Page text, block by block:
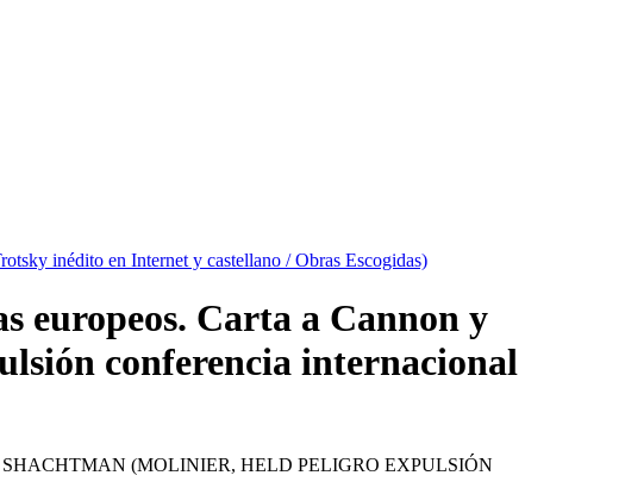
inédito en Internet y castellano / Obras Escogidas)
europeos. Carta a Cannon y
conferencia internacional
(MOLINIER, HELD PELIGRO EXPULSIÓN